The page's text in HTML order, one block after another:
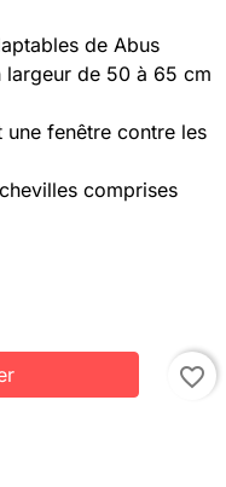
de Abus
largeur de 50 à 65 cm
une fenêtre contre les
comprises
favorite_border